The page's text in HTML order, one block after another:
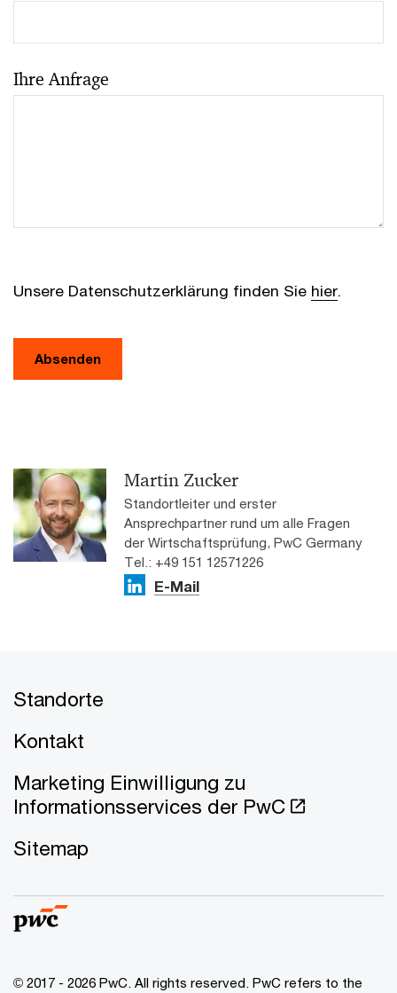
Ihre Anfrage
Unsere Datenschutzerklärung finden Sie hier.
Absenden
Martin Zucker
Standortleiter und erster
Ansprechpartner rund um alle Fragen
der Wirtschaftsprüfung, PwC Germany
Tel.: +49 151 12571226
E-Mail
Standorte
Kontakt
Marketing Einwilligung zu
Informationsservices der PwC
Sitemap
© 2017 - 2026 PwC. All rights reserved. PwC refers to the